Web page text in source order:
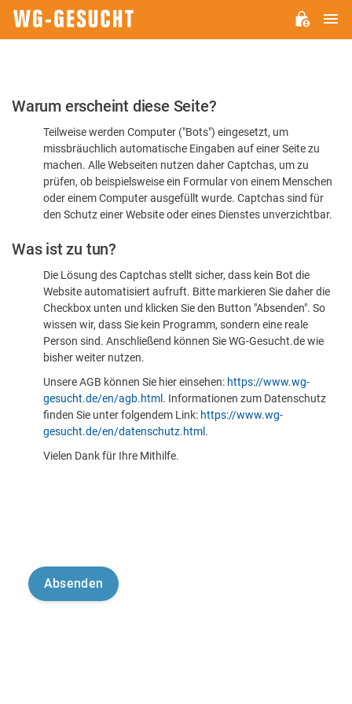
Bitte
dass
sind
Warum erscheint diese Seite?
Teilweise werden Computer ("Bots") eingesetzt, um
missbräuchlich automatische Eingaben auf einer Seite zu
machen. Alle Webseiten nutzen daher Captchas, um zu
prüfen, ob beispielsweise ein Formular von einem Menschen
oder einem Computer ausgefüllt wurde. Captchas sind für
den Schutz einer Website oder eines Dienstes unverzichtbar.
Was ist zu tun?
Die Lösung des Captchas stellt sicher, dass kein Bot die
Website automatisiert aufruft. Bitte markieren Sie daher die
Checkbox unten und klicken Sie den Button "Absenden". So
wissen wir, dass Sie kein Programm, sondern eine reale
Person sind. Anschließend können Sie WG-Gesucht.de wie
bisher weiter nutzen.
Unsere AGB können Sie hier einsehen: https://www.wg-
gesucht.de/en/agb.html . Informationen zum Datenschutz
finden Sie unter folgendem Link: https://www.wg-
gesucht.de/en/datenschutz.html .
Vielen Dank für Ihre Mithilfe.